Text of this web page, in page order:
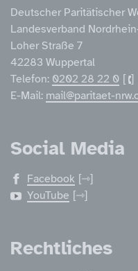
Deutscher Paritätischer
Landesverband
Loher Straße 7
42283 Wuppertal
Telefon: 0202 28 22 0
E-Mail: mail@paritaet-
Social Media
Facebook
YouTube
Rechtliches